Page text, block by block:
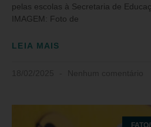
pelas escolas à Secretaria de
IMAGEM: Foto de
LEIA MAIS